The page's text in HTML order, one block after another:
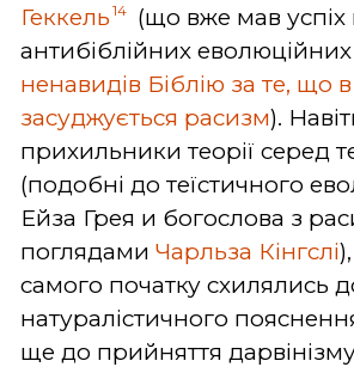
Геккель 14
(що вже мав успіх
антибіблійних еволюційних
ненавидів Біблію за те, що в
засуджується расизм).
прихильники теорії серед
(подобні до теїстичного
Ейза Грея и богослова з
поглядами Чарльза Кінгслі
самого початку схилялись
натуралістичного
ще до прийняття